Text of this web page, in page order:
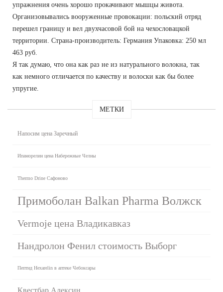
упражнения очень хорошо прокачивают мышцы живота.
Организовывались вооруженные провокации: польский отряд
перешел границу и вел двухчасовой бой на чехословацкой
территории. Страна-производитель: Германия Упаковка: 250 мл
463 руб.
Я так думаю, что она как раз не из натурального волокна, так
как немного отличается по качеству и волоски как бы более
упругие.
МЕТКИ
Напосим цена Заречный
Ипаморелин цена Набережные Челны
Thermo Drine Сафоново
Примоболан Balkan Pharma Волжск
Vermoje цена Владикавказ
Нандролон Фенил стоимость Выборг
Пептид Hexarelin в аптеке Чебоксары
Квестбар Алексин